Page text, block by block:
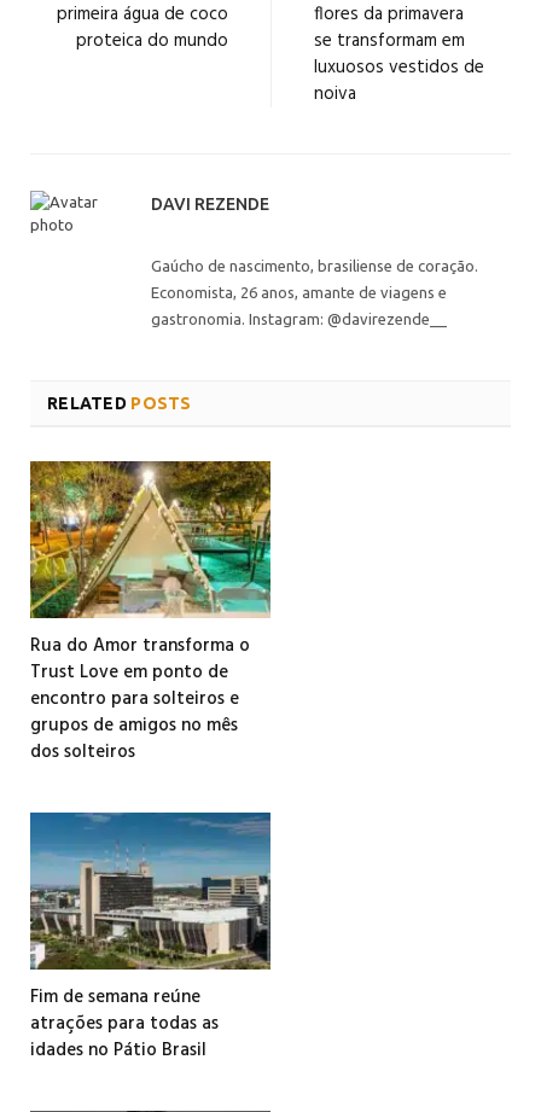
primeira água de coco
proteica do mundo
flores da primavera
se transformam em
luxuosos vestidos de
noiva
DAVI REZENDE
Gaúcho de nascimento, brasiliense de coração.
Economista, 26 anos, amante de viagens e
gastronomia. Instagram: @davirezende__
RELATED POSTS
Rua do Amor transforma o
Trust Love em ponto de
encontro para solteiros e
grupos de amigos no mês
dos solteiros
Fim de semana reúne
atrações para todas as
idades no Pátio Brasil